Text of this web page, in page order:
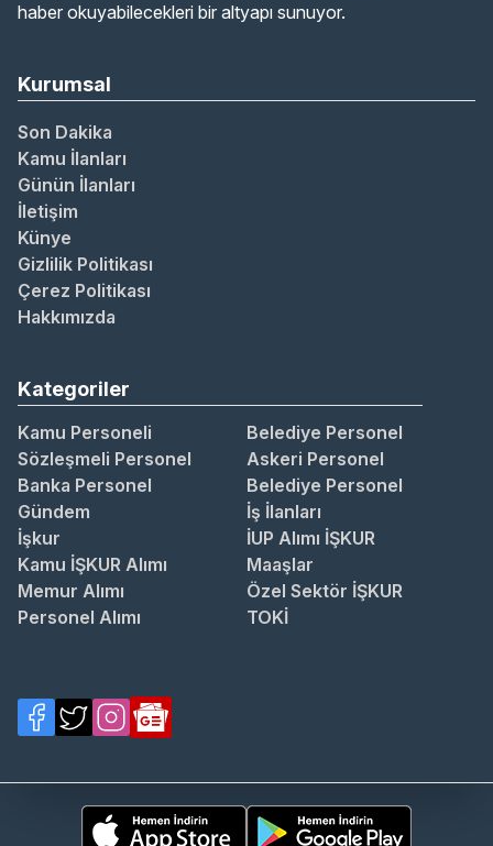
haber okuyabilecekleri bir altyapı sunuyor.
Kurumsal
Son Dakika
Kamu İlanları
Günün İlanları
İletişim
Künye
Gizlilik Politikası
Çerez Politikası
Hakkımızda
Kategoriler
Kamu Personeli
Belediye Personel
Sözleşmeli Personel
Askeri Personel
Banka Personel
Belediye Personel
Gündem
İş İlanları
İşkur
İUP Alımı İŞKUR
Kamu İŞKUR Alımı
Maaşlar
Memur Alımı
Özel Sektör İŞKUR
Personel Alımı
TOKİ